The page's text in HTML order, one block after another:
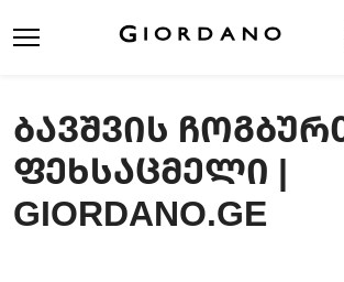
ᲑᲐᲕᲨᲕᲘᲡ
ᲤᲔᲮᲡᲐᲪᲛᲔᲚᲘ |
GIORDANO.GE